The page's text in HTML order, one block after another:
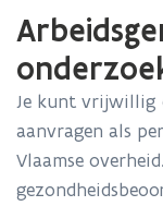
zich
op:
Arbeidsgeneeskundig
onderzoek
Je kunt vrijwillig
aanvragen als
Vlaamse